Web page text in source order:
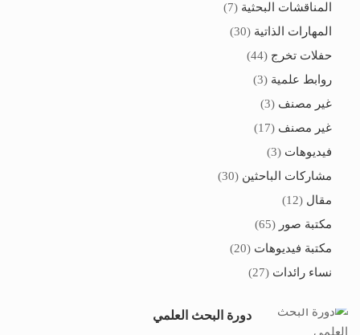
المناقشات البحثية (7)
المهارات الذاتية (30)
حفلات تخرج (44)
روابط علمية (3)
غير مصنف (3)
غير مصنف (17)
فيديوهات (3)
مشاركات الباحثين (30)
مقال (12)
مكتبة صور (65)
مكتبة فيديوهات (20)
نساء رائدات (27)
دورة البحث العلمي